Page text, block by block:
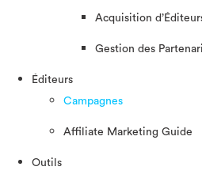
Acquisition
Gestion des
Éditeurs
Campagnes
Affiliate Marketing Guide
Outils